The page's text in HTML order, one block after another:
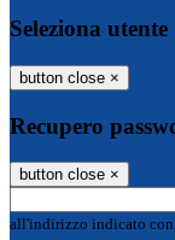
Seleziona utente
button close ×
Recupero
button close ×
all'indirizzo indicato con